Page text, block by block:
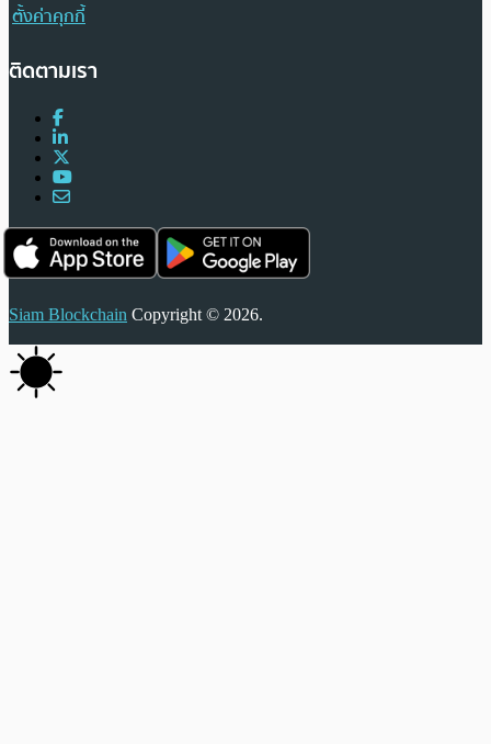
ตั้งค่าคุกกี้
ติดตามเรา
Siam Blockchain Copyright © 2026.